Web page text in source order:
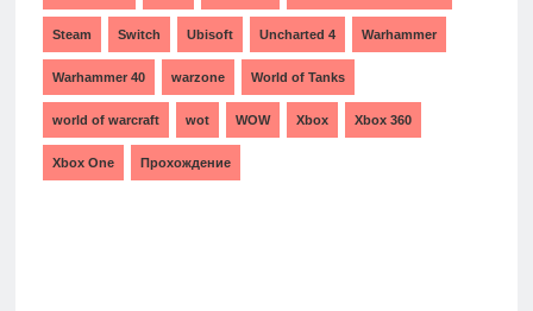
Steam Switch Ubisoft Uncharted 4 Warhammer
Warhammer 40 warzone World of Tanks
world of warcraft wot WOW Xbox Xbox 360
Xbox One Прохождение